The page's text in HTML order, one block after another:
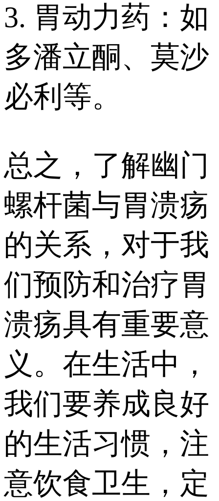
3. 胃动力药：如
多潘立酮、莫沙
必利等。
总之，了解幽门
螺杆菌与胃溃疡
的关系，对于我
们预防和治疗胃
溃疡具有重要意
义。在生活中，
我们要养成良好
的生活习惯，注
意饮食卫生，定